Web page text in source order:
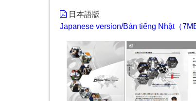
日本語版
Japanese version/Bản tiếng Nhật（7MB